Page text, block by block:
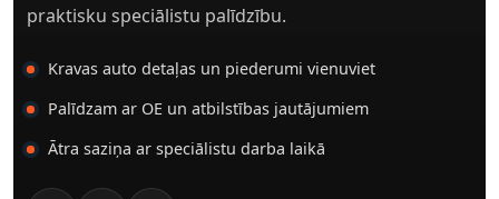
praktisku speciālistu palīdzību.
Kravas auto detaļas un piederumi vienuviet
Palīdzam ar OE un atbilstības jautājumiem
Ātra saziņa ar speciālistu darba laikā